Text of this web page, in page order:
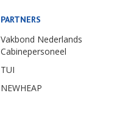
PARTNERS
Vakbond Nederlands
Cabinepersoneel
TUI
NEWHEAP